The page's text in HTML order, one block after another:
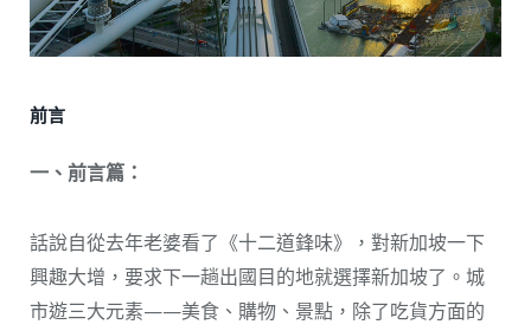
前言
一、前言篇：
話說自從去年老婆看了《十二道鋒味》，對新加坡一下
興趣大增，要求下一趟出國目的地就選擇新加坡了。城
市遊三大元素——美食、購物、景點，除了吃貨方面的